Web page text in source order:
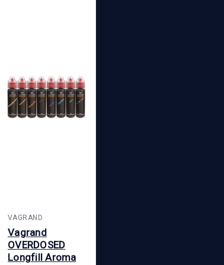
VAGRAND
Vagrand
OVERDOSED
Longfill Aroma